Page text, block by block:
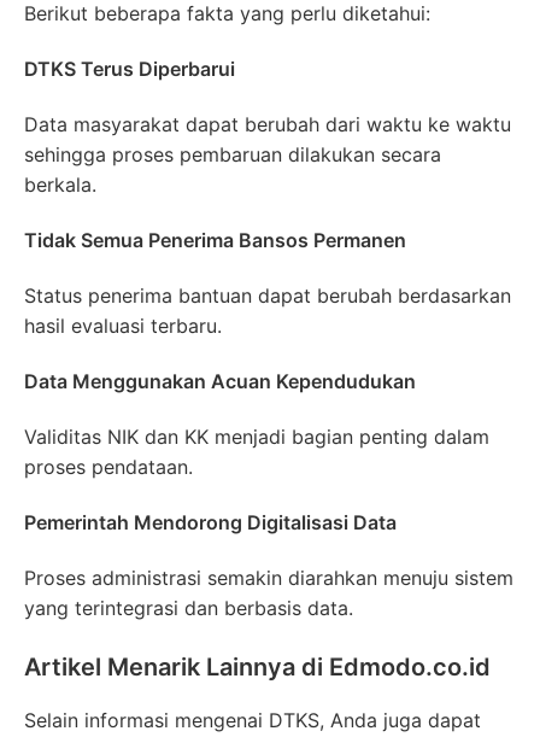
Berikut beberapa fakta yang perlu diketahui:
DTKS Terus Diperbarui
Data masyarakat dapat berubah dari waktu ke waktu
sehingga proses pembaruan dilakukan secara
berkala.
Tidak Semua Penerima Bansos Permanen
Status penerima bantuan dapat berubah berdasarkan
hasil evaluasi terbaru.
Data Menggunakan Acuan Kependudukan
Validitas NIK dan KK menjadi bagian penting dalam
proses pendataan.
Pemerintah Mendorong Digitalisasi Data
Proses administrasi semakin diarahkan menuju sistem
yang terintegrasi dan berbasis data.
Artikel Menarik Lainnya di Edmodo.co.id
Selain informasi mengenai DTKS, Anda juga dapat